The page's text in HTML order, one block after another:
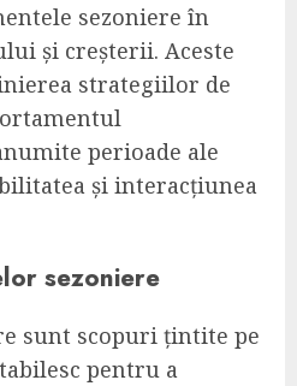
sezoniere în
și creșterii. Aceste
strategiilor de
perioade ale
și interacțiunea
sezoniere
sunt scopuri țintite pe
pentru a